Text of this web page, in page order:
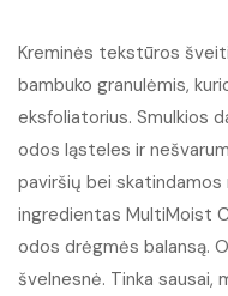
Kreminės tekstūros
bambuko granulėmis,
eksfoliatorius. Smulkios
odos ląsteles ir
paviršių bei
ingredientas MultiMoist
odos drėgmės balansą.
švelnesnė. Tinka sausai,